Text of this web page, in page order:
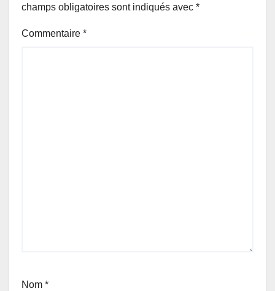
champs obligatoires sont indiqués avec *
Commentaire *
Nom *